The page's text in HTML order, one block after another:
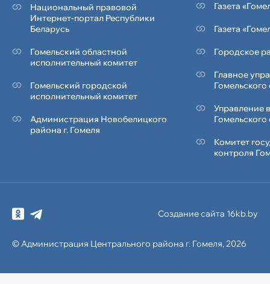
Национальный правовой
Интернет-портал Республики
Беларусь
Гомельский областной
исполнительный комитет
Гомельский городской
исполнительный комитет
Администрация Новобелицкого
района г. Гомеля
Газета
Газета
Городское
Главное
Управление
Комитет
контроля
© Администрация Центрального района г. Гомеля, 2026
Создание сайта 16kb.by